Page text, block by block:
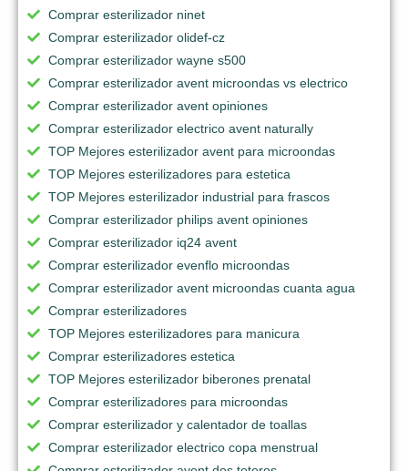
Comprar esterilizador ninet
Comprar esterilizador olidef-cz
Comprar esterilizador wayne s500
Comprar esterilizador avent microondas vs electrico
Comprar esterilizador avent opiniones
Comprar esterilizador electrico avent naturally
TOP Mejores esterilizador avent para microondas
TOP Mejores esterilizadores para estetica
TOP Mejores esterilizador industrial para frascos
Comprar esterilizador philips avent opiniones
Comprar esterilizador iq24 avent
Comprar esterilizador evenflo microondas
Comprar esterilizador avent microondas cuanta agua
Comprar esterilizadores
TOP Mejores esterilizadores para manicura
Comprar esterilizadores estetica
TOP Mejores esterilizador biberones prenatal
Comprar esterilizadores para microondas
Comprar esterilizador y calentador de toallas
Comprar esterilizador electrico copa menstrual